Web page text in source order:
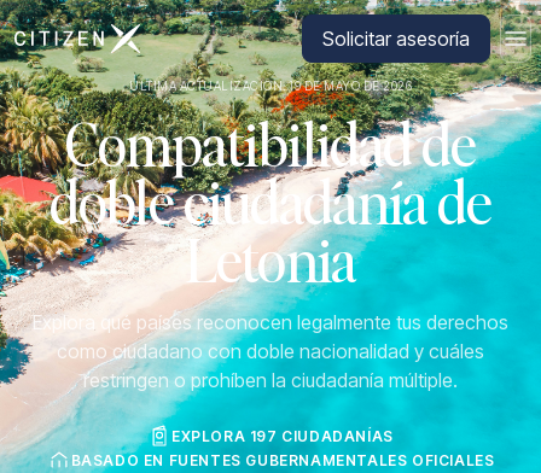
Ir a la página principal de CitizenX Solicitar asesoría
ÚLTIMA ACTUALIZACIÓN: 19 DE MAYO DE 2026
Compatibilidad de
doble ciudadanía de
Letonia
Explora qué países reconocen legalmente tus derechos
como ciudadano con doble nacionalidad y cuáles
restringen o prohíben la ciudadanía múltiple.
EXPLORA 197 CIUDADANÍAS
BASADO EN FUENTES GUBERNAMENTALES OFICIALES